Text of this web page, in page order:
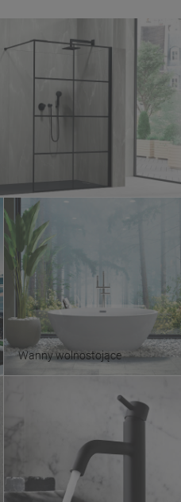
Wanny wolnostojące